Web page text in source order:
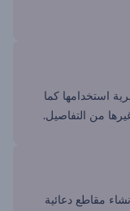
استخدامها كما
من التفاصيل.
مقاطع دعائية